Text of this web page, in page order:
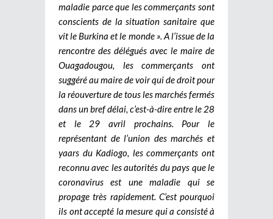
maladie parce que les commerçants sont
conscients de la situation sanitaire que
vit le Burkina et le monde ». A l’issue de la
rencontre des délégués avec le maire de
Ouagadougou, les commerçants ont
suggéré au maire de voir qui de droit pour
la réouverture de tous les marchés fermés
dans un bref délai, c’est-à-dire entre le 28
et le 29 avril prochains. Pour le
représentant de l’union des marchés et
yaars du Kadiogo, les commerçants ont
reconnu avec les autorités du pays que le
coronavirus est une maladie qui se
propage très rapidement. C’est pourquoi
ils ont accepté la mesure qui a consisté à